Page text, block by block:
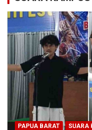
PAPUA BARAT SUARA